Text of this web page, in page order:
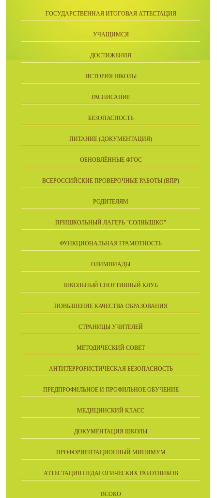
ГОСУДАРСТВЕННАЯ ИТОГОВАЯ АТТЕСТАЦИЯ
УЧАЩИМСЯ
ДОСТИЖЕНИЯ
ИСТОРИЯ ШКОЛЫ
РАСПИСАНИЕ
БЕЗОПАСНОСТЬ
ПИТАНИЕ (ДОКУМЕНТАЦИЯ)
ОБНОВЛЁННЫЕ ФГОС
ВСЕРОССИЙСКИЕ ПРОВЕРОЧНЫЕ РАБОТЫ (ВПР)
РОДИТЕЛЯМ
ПРИШКОЛЬНЫЙ ЛАГЕРЬ "СОЛНЫШКО"
ФУНКЦИОНАЛЬНАЯ ГРАМОТНОСТЬ
ОЛИМПИАДЫ
ШКОЛЬНЫЙ СПОРТИВНЫЙ КЛУБ
ПОВЫШЕНИЕ КАЧЕСТВА ОБРАЗОВАНИЯ
СТРАНИЦЫ УЧИТЕЛЕЙ
МЕТОДИЧЕСКИЙ СОВЕТ
АНТИТЕРРОРИСТИЧЕСКАЯ БЕЗОПАСНОСТЬ
ПРЕДПРОФИЛЬНОЕ И ПРОФИЛЬНОЕ ОБУЧЕНИЕ
МЕДИЦИНСКИЙ КЛАСС
ДОКУМЕНТАЦИЯ ШКОЛЫ
ПРОФОРИЕНТАЦИОННЫЙ МИНИМУМ
АТТЕСТАЦИЯ ПЕДАГОГИЧЕСКИХ РАБОТНИКОВ
ВСОКО